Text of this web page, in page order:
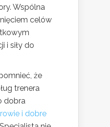
Wspólna
celów
i siły do
że
trenera
dobra
i dobre